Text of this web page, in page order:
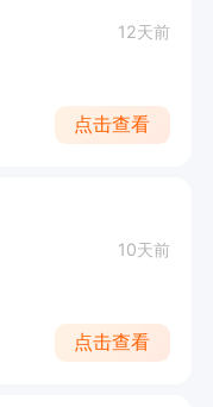
12天前
点击查看
10天前
点击查看